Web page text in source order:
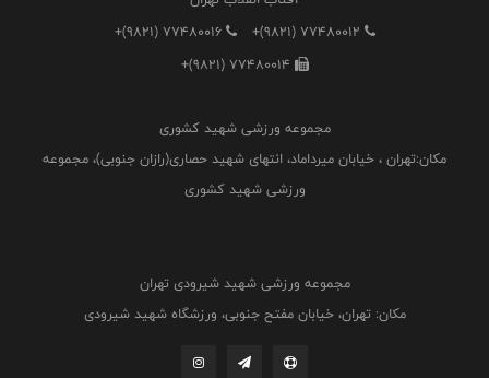
+(9821) 77480012
+(9821) 77480016
+(9821) 77480014
مجموعه ورزشی شهید کشوری
مکان:تهران ، خیابان میرداماد، انتهای شهید حصاری(رازان جنوبی)، مجموعه
ورزشی شهید کشوری
مجموعه ورزشی شهید شیرودی تهران
مکان: تهران، خیابان مفتح جنوبی، ورزشگاه شهید شیرودی